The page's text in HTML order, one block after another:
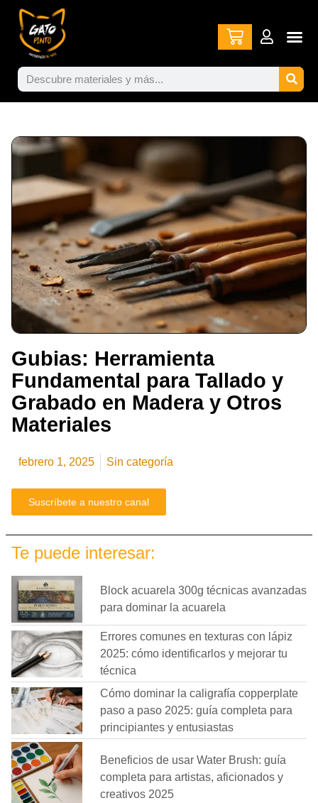
Gubias: Herramienta
Fundamental para Tallado y
Grabado en Madera y Otros
Materiales
febrero 1, 2025 Sin categoría
Suscríbete a nuestro canal
Te puede interesar:
Block acuarela 300g técnicas avanzadas
para dominar la acuarela
Errores comunes en texturas con lápiz
2025: cómo identificarlos y mejorar tu
técnica
Cómo dominar la caligrafía copperplate
paso a paso 2025: guía completa para
principiantes y entusiastas
Beneficios de usar Water Brush: guía
completa para artistas, aficionados y
creativos 2025